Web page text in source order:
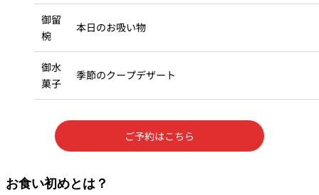
御留
椀
本日のお吸い物
御水
菓子
季節のクープデザート
ご予約はこちら
お食い初めとは？